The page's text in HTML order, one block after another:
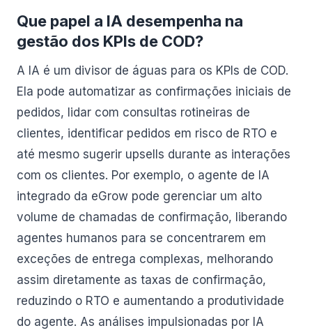
Que papel a IA desempenha na
gestão dos KPIs de COD?
A IA é um divisor de águas para os KPIs de COD.
Ela pode automatizar as confirmações iniciais de
pedidos, lidar com consultas rotineiras de
clientes, identificar pedidos em risco de RTO e
até mesmo sugerir upsells durante as interações
com os clientes. Por exemplo, o agente de IA
integrado da eGrow pode gerenciar um alto
volume de chamadas de confirmação, liberando
agentes humanos para se concentrarem em
exceções de entrega complexas, melhorando
assim diretamente as taxas de confirmação,
reduzindo o RTO e aumentando a produtividade
do agente. As análises impulsionadas por IA